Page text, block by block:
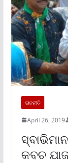
ରାଜନୀତି
April 26, 2019
କବଚ